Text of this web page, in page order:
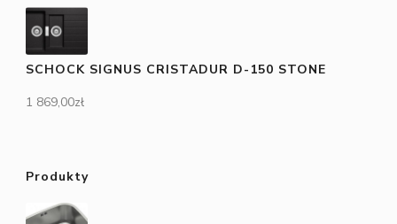
SCHOCK SIGNUS CRISTADUR D-150 STONE
1 869,00zł
Produkty